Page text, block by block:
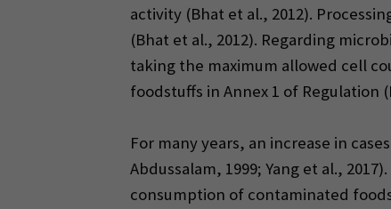
activity (Bhat et al., 2012).
(Bhat et al., 2012). Regarding
taking the maximum allowed cell
foodstuffs in Annex 1 of Regulation
For many years, an increase in
Abdussalam, 1999; Yang et al.,
consumption of contaminated